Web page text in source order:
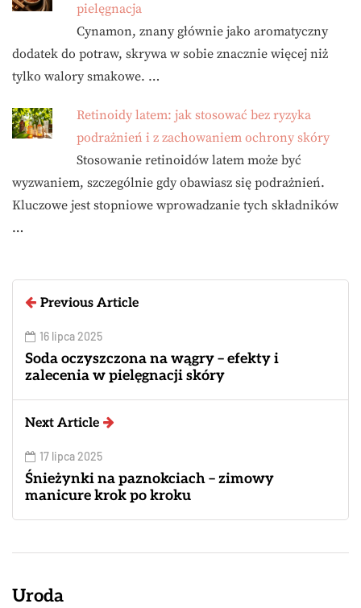
pielęgnacja
Cynamon, znany głównie jako aromatyczny
dodatek do potraw, skrywa w sobie znacznie więcej niż
tylko walory smakowe. …
Retinoidy latem: jak stosować bez ryzyka
podrażnień i z zachowaniem ochrony skóry
Stosowanie retinoidów latem może być
wyzwaniem, szczególnie gdy obawiasz się podrażnień.
Kluczowe jest stopniowe wprowadzanie tych składników
…
Previous Article
16 lipca 2025
Soda oczyszczona na wągry – efekty i
zalecenia w pielęgnacji skóry
Next Article
17 lipca 2025
Śnieżynki na paznokciach – zimowy
manicure krok po kroku
Uroda